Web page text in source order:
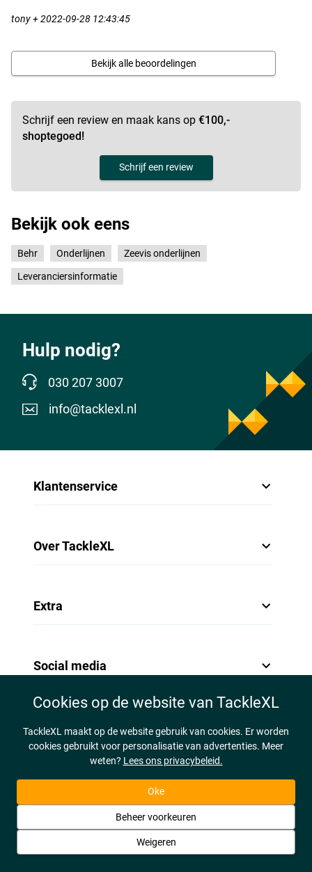
tony + 2022-09-28 12:43:45
Bekijk alle beoordelingen
Schrijf een review en maak kans op €100,-
shoptegoed!
Schrijf een review
Bekijk ook eens
Behr Onderlijnen Zeevis onderlijnen
Leveranciersinformatie
Hulp nodig?
030 207 3007
info@tacklexl.nl
Klantenservice
Over TackleXL
Extra
Social media
Cookies op de website van TackleXL
TackleXL maakt op de website gebruik van cookies. Er worden
cookies gebruikt voor personalisatie van advertenties. Meer
weten? Lees ons privacybeleid.
Oke
Beheer voorkeuren
Weigeren